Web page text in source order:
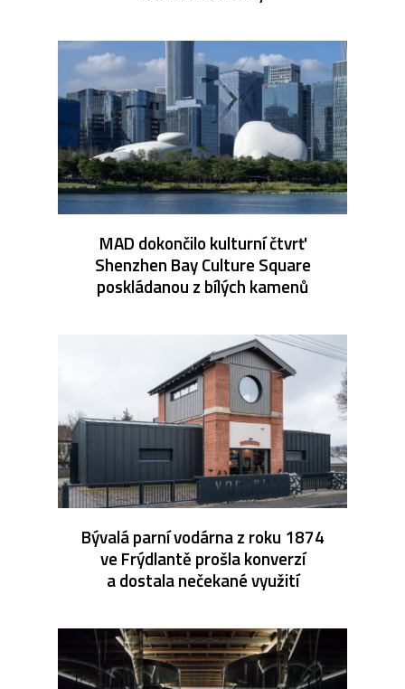
MAD dokončilo kulturní čtvrť
Shenzhen Bay Culture Square
poskládanou z bílých kamenů
Bývalá parní vodárna z roku 1874
ve Frýdlantě prošla konverzí
a dostala nečekané využití